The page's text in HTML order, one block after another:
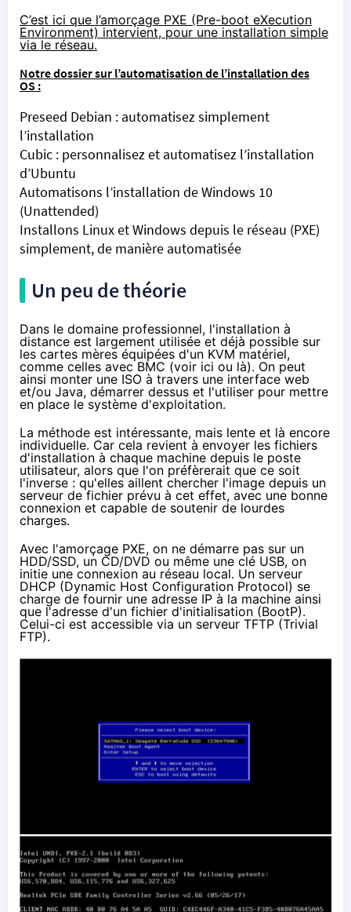
C’est ici que l’amorçage PXE (Pre-boot eXecution
Environment) intervient, pour une installation simple
via le réseau.
Notre dossier sur l’automatisation de l’installation des
OS :
Preseed Debian : automatisez simplement
l’installation
Cubic : personnalisez et automatisez l’installation
d’Ubuntu
Automatisons l’installation de Windows 10
(Unattended)
Installons Linux et Windows depuis le réseau (PXE)
simplement, de manière automatisée
Un peu de théorie
Dans le domaine professionnel, l'installation à
distance est largement utilisée et déjà possible sur
les cartes mères équipées d'un KVM matériel,
comme celles avec BMC (voir ici ou là). On peut
ainsi monter une ISO à travers une interface web
et/ou Java, démarrer dessus et l'utiliser pour mettre
en place le système d'exploitation.
La méthode est intéressante, mais lente et là encore
individuelle. Car cela revient à envoyer les fichiers
d'installation à chaque machine depuis le poste
utilisateur, alors que l'on préfèrerait que ce soit
l'inverse : qu'elles aillent chercher l'image depuis un
serveur de fichier prévu à cet effet, avec une bonne
connexion et capable de soutenir de lourdes
charges.
Avec l'amorçage PXE, on ne démarre pas sur un
HDD/SSD, un CD/DVD ou même une clé USB, on
initie une connexion au réseau local. Un serveur
DHCP (Dynamic Host Configuration Protocol) se
charge de fournir une adresse IP à la machine ainsi
que l'adresse d'un fichier d'initialisation (BootP).
Celui-ci est accessible via un serveur TFTP (Trivial
FTP).